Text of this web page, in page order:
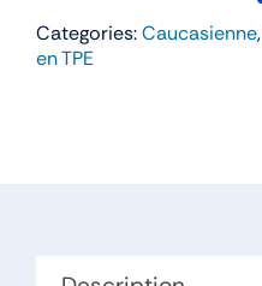
Bella
Categories:Caucasienne,
en TPE